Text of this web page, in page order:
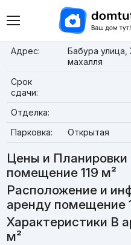
Адрес:
Бабура
махалля
Срок
сдачи:
Отделка:
Парковка:
Открытая
Цены и Планировки
помещение 119 м²
Расположение и
аренду помещение
Характеристики В
м²